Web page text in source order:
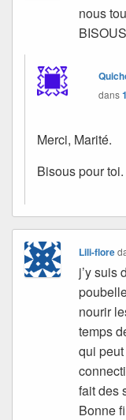
nous
dans
Merci, Marité.
Bisous pour toi.
Lili-flore
j’y suis
nourir
temps
qui peut
fait des
Bonne